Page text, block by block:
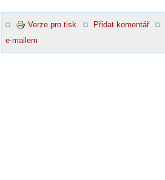
Verze pro tisk Přidat komentář
e-mailem